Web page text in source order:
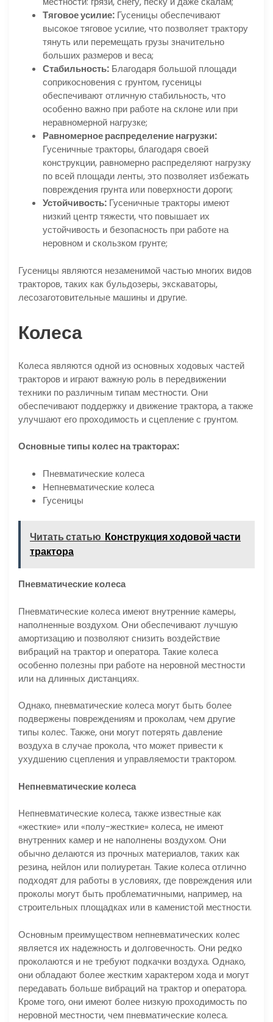
Тяговое усилие: Гусеницы обеспечивают
высокое тяговое усилие, что позволяет трактору
тянуть или перемещать грузы значительно
больших размеров и веса;
Стабильность: Благодаря большой площади
соприкосновения с грунтом, гусеницы
обеспечивают отличную стабильность, что
особенно важно при работе на склоне или при
неравномерной нагрузке;
Равномерное распределение нагрузки:
Гусеничные тракторы, благодаря своей
конструкции, равномерно распределяют нагрузку
по всей площади ленты, это позволяет избежать
повреждения грунта или поверхности дороги;
Устойчивость: Гусеничные тракторы имеют
низкий центр тяжести, что повышает их
устойчивость и безопасность при работе на
неровном и скользком грунте;
Гусеницы являются незаменимой частью многих видов
тракторов, таких как бульдозеры, экскаваторы,
лесозаготовительные машины и другие.
Колеса
Колеса являются одной из основных ходовых частей
тракторов и играют важную роль в передвижении
техники по различным типам местности. Они
обеспечивают поддержку и движение трактора, а также
улучшают его проходимость и сцепление с грунтом.
Основные типы колес на тракторах:
Пневматические колеса
Непневматические колеса
Гусеницы
Читать статью Конструкция ходовой части
трактора
Пневматические колеса
Пневматические колеса имеют внутренние камеры,
наполненные воздухом. Они обеспечивают лучшую
амортизацию и позволяют снизить воздействие
вибраций на трактор и оператора. Такие колеса
особенно полезны при работе на неровной местности
или на длинных дистанциях.
Однако, пневматические колеса могут быть более
подвержены повреждениям и проколам, чем другие
типы колес. Также, они могут потерять давление
воздуха в случае прокола, что может привести к
ухудшению сцепления и управляемости трактором.
Непневматические колеса
Непневматические колеса, также известные как
«жесткие» или «полу-жесткие» колеса, не имеют
внутренних камер и не наполнены воздухом. Они
обычно делаются из прочных материалов, таких как
резина, нейлон или полиуретан. Такие колеса отлично
подходят для работы в условиях, где повреждения или
проколы могут быть проблематичными, например, на
строительных площадках или в каменистой местности.
Основным преимуществом непневматических колес
является их надежность и долговечность. Они редко
проколаются и не требуют подкачки воздуха. Однако,
они обладают более жестким характером хода и могут
передавать больше вибраций на трактор и оператора.
Кроме того, они имеют более низкую проходимость по
неровной местности, чем пневматические колеса.